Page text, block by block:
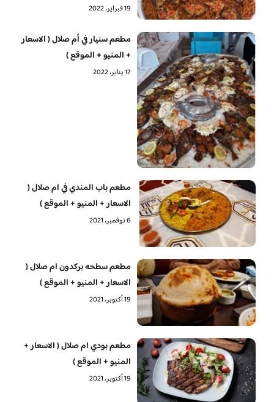
19 فبراير، 2022
مطعم سنيار في أم صلال ( الاسعار
+ المنيو + الموقع )
17 يناير، 2022
مطعم باب المندي في ام صلال (
الاسعار + المنيو + الموقع )
6 نوفمبر، 2021
مطعم سطحه بركدون ام صلال (
الاسعار + المنيو + الموقع )
19 أكتوبر، 2021
مطعم بودي ام صلال ( الاسعار +
المنيو + الموقع )
19 أكتوبر، 2021